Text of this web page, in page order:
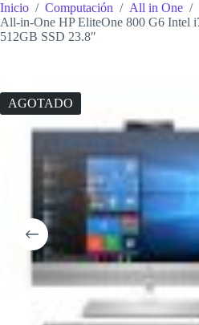
Inicio / Computación / All in One /
All-in-One HP EliteOne 800 G6 Intel
512GB SSD 23.8″
AGOTADO